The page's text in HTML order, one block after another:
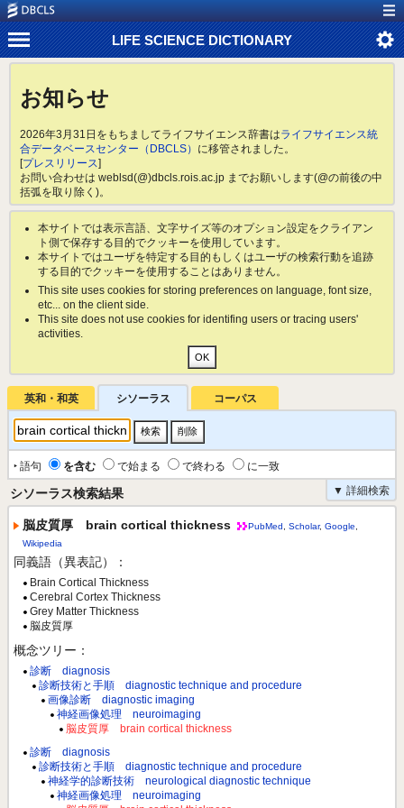
LIFE SCIENCE DICTIONARY
お知らせ
2026年3月31日をもちましてライフサイエンス辞書はライフサイエンス統
合データベースセンター（DBCLS） に移管されました。
[プレスリリース]
お問い合わせは weblsd(@)dbcls.rois.ac.jp までお願いします(@の前後の中
括弧を取り除く)。
本サイトでは表示言語、文字サイズ等のオプション設定をクライアン
ト側で保存する目的でクッキーを使用しています。
本サイトではユーザを特定する目的もしくはユーザの検索行動を追跡
する目的でクッキーを使用することはありません。
This site uses cookies for storing preferences on language, font size,
etc... on the client side.
This site does not use cookies for identifing users or tracing users'
activities.
英和・和英 シソーラス コーパス
‣ 語句 を含む で始まる で終わる
に一致
▼ 詳細検索
シソーラス検索結果
脳皮質厚 brain cortical thickness PubMed Scholar, Google
Wikipedia
同義語（異表記）：
Brain Cortical Thickness
Cerebral Cortex Thickness
Grey Matter Thickness
脳皮質厚
概念ツリー：
診断 diagnosis
診断技術と手順 diagnostic technique and procedure
画像診断 diagnostic imaging
神経画像処理 neuroimaging
脳皮質厚 brain cortical thickness
診断 diagnosis
診断技術と手順 diagnostic technique and procedure
神経学的診断技術 neurological diagnostic technique
神経画像処理 neuroimaging